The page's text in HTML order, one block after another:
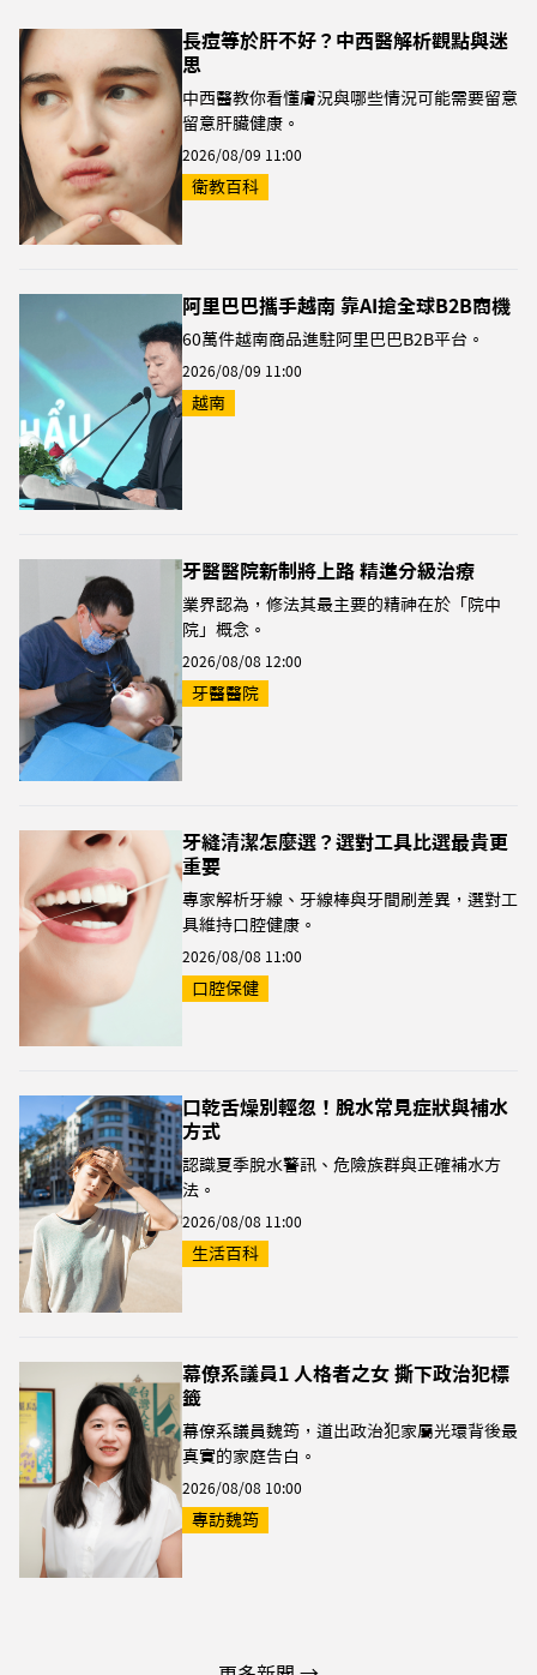
長痘等於肝不好？中西醫解析觀點與迷
思
中西醫教你看懂膚況與哪些情況可能需要留意
留意肝臟健康。
2026/08/09 11:00
衛教百科
阿里巴巴攜手越南 靠AI搶全球B2B商機
60萬件越南商品進駐阿里巴巴B2B平台。
2026/08/09 11:00
越南
牙醫醫院新制將上路 精進分級治療
業界認為，修法其最主要的精神在於「院中
院」概念。
2026/08/08 12:00
牙醫醫院
牙縫清潔怎麼選？選對工具比選最貴更
重要
專家解析牙線、牙線棒與牙間刷差異，選對工
具維持口腔健康。
2026/08/08 11:00
口腔保健
口乾舌燥別輕忽！脫水常見症狀與補水
方式
認識夏季脫水警訊、危險族群與正確補水方
法。
2026/08/08 11:00
生活百科
幕僚系議員1 人格者之女 撕下政治犯標
籤
幕僚系議員魏筠，道出政治犯家屬光環背後最
真實的家庭告白。
2026/08/08 10:00
專訪魏筠